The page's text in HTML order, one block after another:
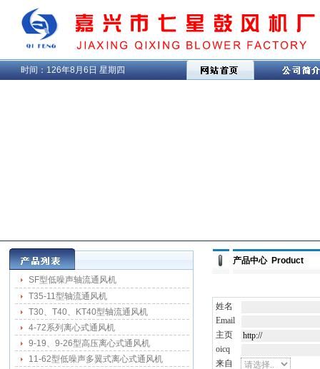
时间： 126年8月6日 星期四
SF型低噪声轴流通风机
T35-11型轴流通风机
T30、T40、KT40型轴流通风机
4-72系列离心式通风机
9-19、9-26型高压离心式通风机
11-62型低噪声多翼式离心式通风机
产品中心 Product
姓名
Email
主页
oicq
来自